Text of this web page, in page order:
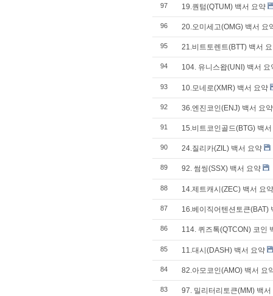
97 19.퀀텀(QTUM) 백서 요약
96 20.오미세고(OMG) 백서 요
95 21.비트토렌트(BTT) 백서
94 104. 유니스왑(UNI) 백서 요
93 10.모네로(XMR) 백서 요약
92 36.엔진코인(ENJ) 백서 요약
91 15.비트코인골드(BTG) 백
90 24.질리카(ZIL) 백서 요약
89 92. 썸씽(SSX) 백서 요약
88 14.제트캐시(ZEC) 백서 요약
87 16.베이직어텐션토큰(BAT)
86 114. 퀴즈톡(QTCON) 코인
85 11.대시(DASH) 백서 요약
84 82.아모코인(AMO) 백서 요
83 97. 밀리터리토큰(MM) 백서